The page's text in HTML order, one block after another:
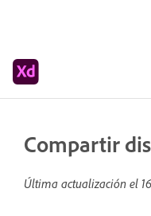
Compartir
Última actualización el